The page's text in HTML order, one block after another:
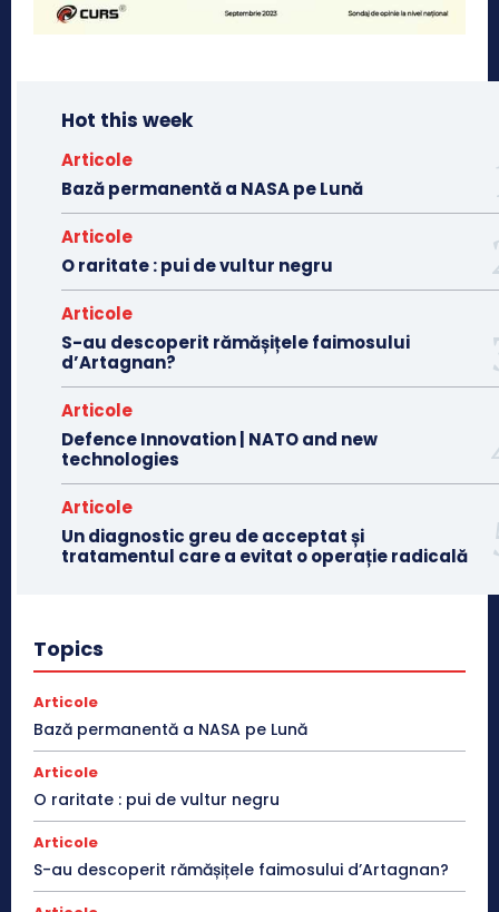
Hot this week
Articole
Bază permanentă a NASA pe Lună
Articole
O raritate : pui de vultur negru
Articole
S-au descoperit rămășițele faimosului
d’Artagnan?
Articole
Defence Innovation | NATO and new
technologies
Articole
Un diagnostic greu de acceptat și
tratamentul care a evitat o operație radicală
Topics
Articole
Bază permanentă a NASA pe Lună
Articole
O raritate : pui de vultur negru
Articole
S-au descoperit rămășițele faimosului d’Artagnan?